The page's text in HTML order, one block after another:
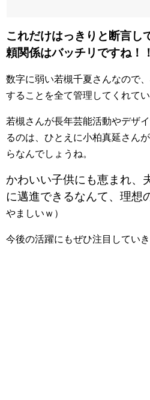
これだけはっきりと断言し
頼関係はバッチリですね！！
数字に弱い若槻千夏さんなので
することを全て管理してくれてい
若槻さんが長年芸能活動やデザ
るのは、ひとえに小柏真延さん
らなんでしょうね。
かわいい子供にも恵まれ、
に邁進できるなんて、理想
やましいｗ）
今後の活躍にもぜひ注目していき